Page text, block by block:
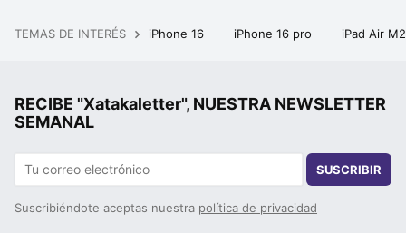
TEMAS DE INTERÉS iPhone 16 iPhone 16 pro iPad Air
RECIBE "Xatakaletter", NUESTRA NEWSLETTER
SEMANAL
SUSCRIBIR
Suscribiéndote aceptas nuestra política de privacidad